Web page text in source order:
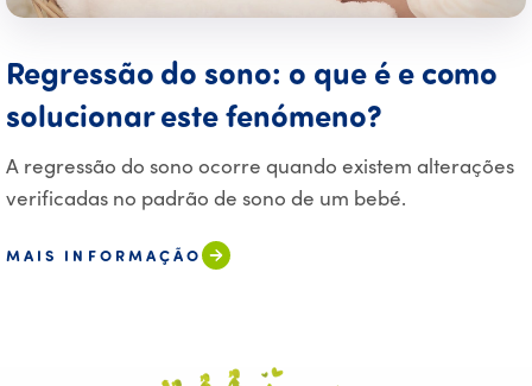
Regressão do sono: o que é e como
solucionar este fenómeno?
A regressão do sono ocorre quando existem alterações
verificadas no padrão de sono de um bebé.
MAIS INFORMAÇÃO